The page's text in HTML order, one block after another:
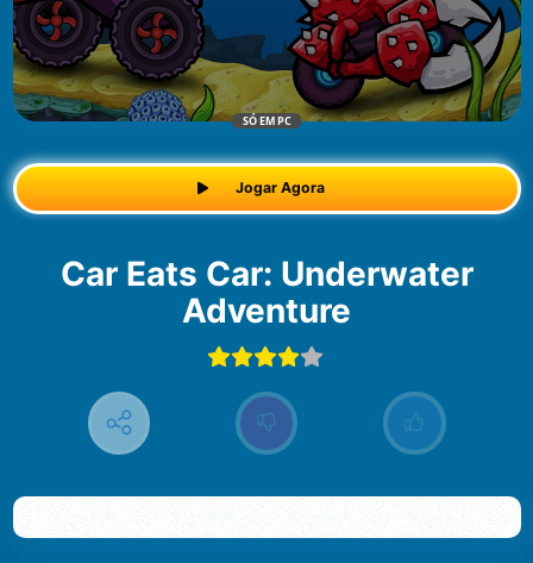
SÓ EM PC
Jogar Agora
Car Eats Car: Underwater
Adventure